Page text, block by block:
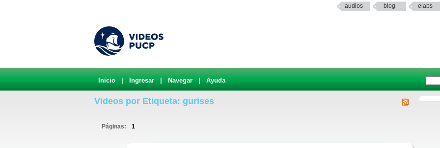
audios blog elabs
Inicio Ingresar Navegar Ayuda
Videos por Etiqueta: gurises
Páginas: 1